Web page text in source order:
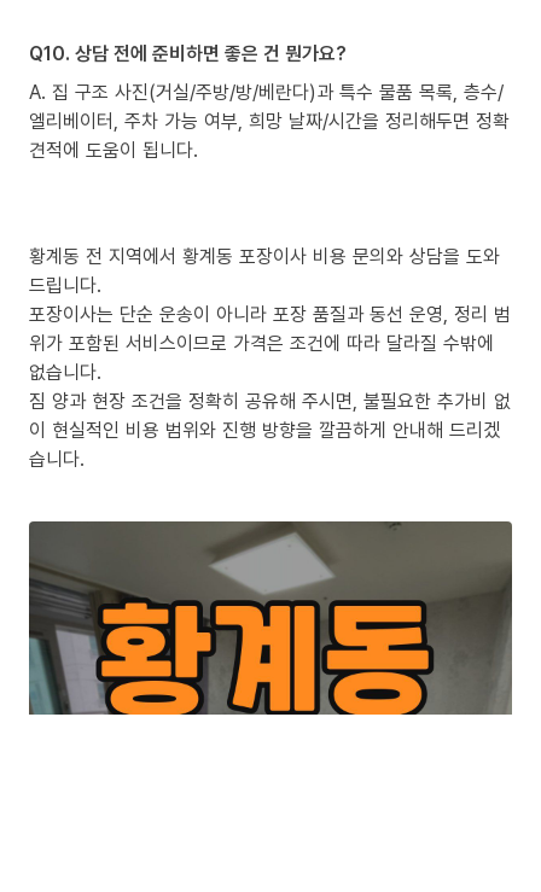
Q10. 상담 전에 준비하면 좋은 건 뭔가요?
A. 집 구조 사진(거실/주방/방/베란다)과 특수 물품 목록, 층수/
엘리베이터, 주차 가능 여부, 희망 날짜/시간을 정리해두면 정확
견적에 도움이 됩니다.
황계동 전 지역에서 황계동 포장이사 비용 문의와 상담을 도와
드립니다.
포장이사는 단순 운송이 아니라 포장 품질과 동선 운영, 정리 범
위가 포함된 서비스이므로 가격은 조건에 따라 달라질 수밖에
없습니다.
짐 양과 현장 조건을 정확히 공유해 주시면, 불필요한 추가비 없
이 현실적인 비용 범위와 진행 방향을 깔끔하게 안내해 드리겠
습니다.